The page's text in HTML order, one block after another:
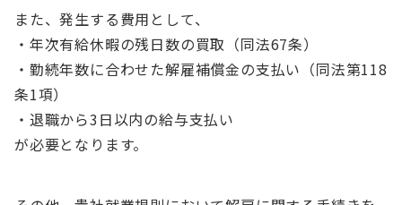
また、発生する費用として、
・年次有給休暇の残日数の買取（同法67条）
・勤続年数に合わせた解雇補償金の支払い（同法第118
条1項）
・退職から3日以内の給与支払い
が必要となります。